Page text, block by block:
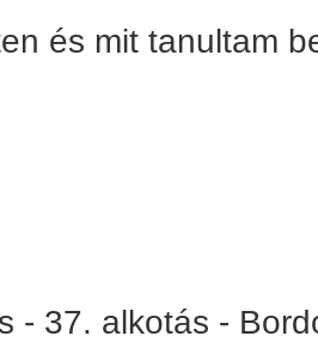
és mit tanultam
- 37. alkotás -